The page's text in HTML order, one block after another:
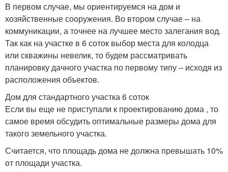
В первом случае, мы ориентируемся на дом и
хозяйственные сооружения. Во втором случае – на
коммуникации, а точнее на лучшее место залегания вод.
Так как на участке в 6 соток выбор места для колодца
или скважины невелик, то будем рассматривать
планировку дачного участка по первому типу – исходя из
расположения объектов.
Дом для стандартного участка 6 соток
Если вы еще не приступали к проектированию дома , то
самое время обсудить оптимальные размеры дома для
такого земельного участка.
Считается, что площадь дома не должна превышать 10%
от площади участка.